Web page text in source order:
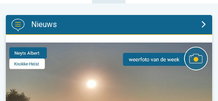
Nieuws
De weerfoto van de week. Weer&Radar uploader. . .